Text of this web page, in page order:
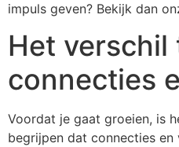
impuls geven? Bekijk dan
Het verschil
connecties
Voordat je gaat groeien, is
begrijpen dat connecties